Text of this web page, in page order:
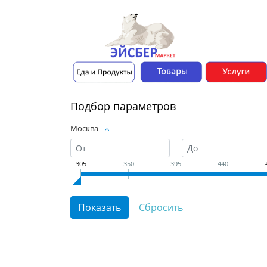
Подбор параметров
Москва
305 350 395 440